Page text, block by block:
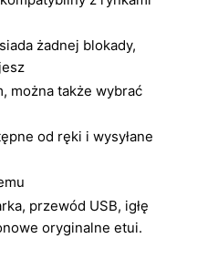
żadnej blokady,
można także wybrać
od ręki i wysyłane
przewód USB, igłę
oryginalne etui.